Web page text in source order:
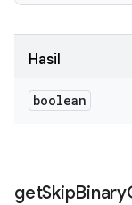
Hasil
boolean
getSkipBinary